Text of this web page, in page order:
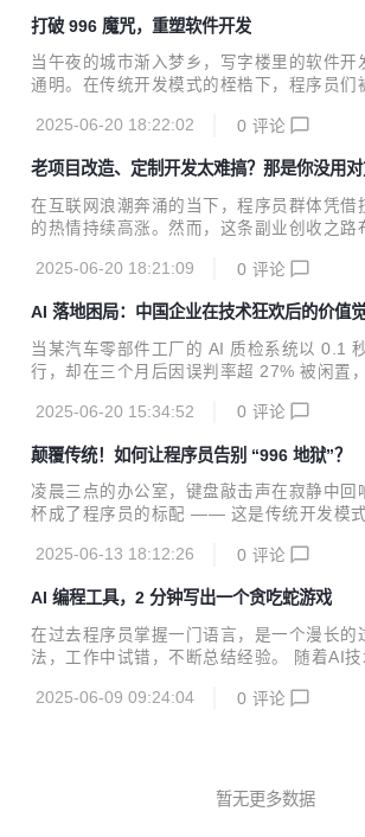
图理清逻辑，却像在玩一场没有尽头的解谜
望。每修改一处代码，就像在撬动屎山上的
能引发 “山体滑坡”，导致整个系统崩溃。 维
十，祈祷不要出现新的 Bug。当测试反馈问
打破 996 魔咒，重塑软件开发
当午夜的城市渐入梦乡，写字楼里的软件开
通明。在传统开发模式的桎梏下，程序员们
07” 的工作节奏，让软件开发行业成为高压
为行业带来破局的曙光。 回溯传统软件开发
满荆棘的艰辛跋涉。在需求分析阶段，业务
发者严谨的技术思维难以精准对接。频繁的
时变动而付诸东流。进入软件设计环节，接
2025-06-20 18:22:02 0 评论
老项目改造、定制开发太难搞？那是你没用
在互联网浪潮奔涌的当下，程序员群体凭借
的热情持续高涨。然而，这条副业创收之
差万别，通用工具难以满足；开发过程不透
步。飞算 JavaAI 的三大能力升级，宛如三
解锁困境，成为程序员副业创收的得力助手
析：破解老项目 “天书”，提速副业开发 当程
涩的逻辑，如同迷宫般难以捉摸，传统人工
2025-06-20 18:21:09 0 评论
AI 落地困局：中国企业在技术狂欢后的价值
当某汽车零部件工厂的 AI 质检系统以 0.1
行，却在三个月后因误判率超 27% 被闲置
被公开的行业切片，正揭示着中国企业 AI
及技术架构、商业逻辑、组织基因的系统性
的基座崩塌： 从算力诅咒到数据熵增的底
非对称博弈：在东莞某 PCB 制造厂的服务
电量。更隐蔽的成本来自技术代差：英伟达
2025-06-20 15:34:52 0 评论
颠覆传统！如何让程序员告别 “996 地狱”？
凌晨三点的办公室，键盘敲击声在寂静中回
杯成了程序员的标配 —— 这是传统开发模
生，动辄数月的项目周期，让软件开发成了
能全自动生成完整项目代码，让传统开发模
传统软件开发就像一场永无止境的 “噩梦马
段，业务方天马行空的想象与开发者严谨的
案，上线前可能又被推翻，前期的大量时间
2025-06-13 18:12:26 0 评论
AI 编程工具，2 分钟写出一个贪吃蛇游戏
在过去程序员掌握一门语言，是一个漫长的
法，工作中试错，不断总结经验。 随着AI技
员要实现某个功能，往往是先从技术网站下
值。 AI编程工具的出现，彻底改变了程序员
2025-06-09 09:24:04 0 评论
暂无更多数据